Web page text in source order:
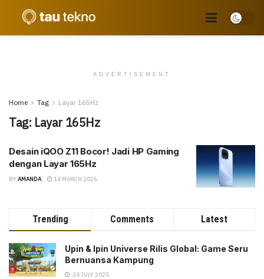
ADVERTISEMENT
Home Tag Layar 165Hz
Tag: Layar 165Hz
Desain iQOO Z11 Bocor! Jadi HP Gaming
dengan Layar 165Hz
BY AMANDA 14 MARCH 2026
Trending Comments Latest
Upin & Ipin Universe Rilis Global: Game Seru
Bernuansa Kampung
24 JULY 2025